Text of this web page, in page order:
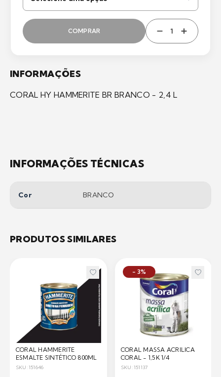
COMPRAR
INFORMAÇÕES
CORAL HY HAMMERITE BR BRANCO - 2,4 L
INFORMAÇÕES TÉCNICAS
Cor BRANCO
PRODUTOS SIMILARES
CORAL HAMMERITE
ESMALTE SINTÉTICO 800ML
SKU: 151646
CORAL MASSA ACRILICA
CORAL - 1,5K 1/4
SKU: 151137
- 3%